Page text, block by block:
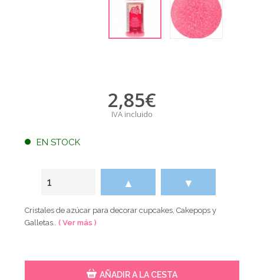
2,85€
IVA incluido
EN STOCK
▲ ▼
Cristales de azúcar para decorar cupcakes, Cakepops y
Galletas..( Ver más )
AÑADIR A LA CESTA